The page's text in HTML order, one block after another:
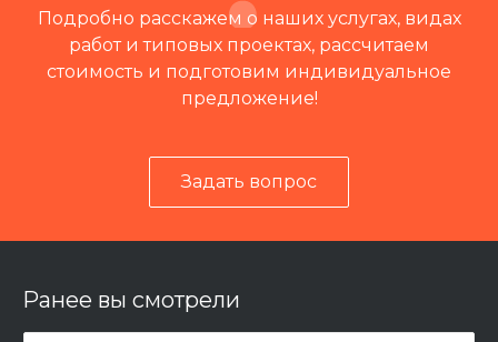
Подробно расскажем о наших услугах, видах
работ и типовых проектах, рассчитаем
стоимость и подготовим индивидуальное
предложение!
Задать вопрос
Ранее вы смотрели